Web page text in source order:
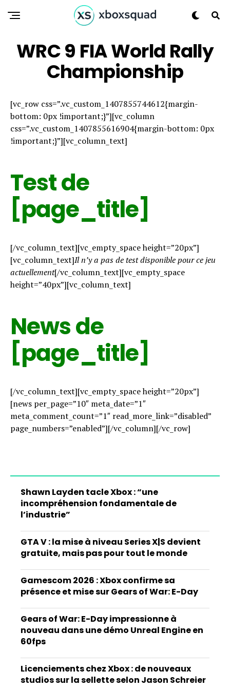
WRC 9 FIA World Rally
Championship
[vc_row css=”.vc_custom_1407855744612{margin-
bottom: 0px !important;}”][vc_column
css=”.vc_custom_1407855616904{margin-bottom: 0px
!important;}”][vc_column_text]
Test de
[page_title]
[/vc_column_text][vc_empty_space height=”20px”]
[vc_column_text]Il n’y a pas de test disponible pour ce jeu
actuellement[/vc_column_text][vc_empty_space
height=”40px”][vc_column_text]
News de
[page_title]
[/vc_column_text][vc_empty_space height=”20px”]
[news per_page=”10″ meta_date=”1″
meta_comment_count=”1″ read_more_link=”disabled”
page_numbers=”enabled”][/vc_column][/vc_row]
Shawn Layden tacle Xbox : “une
incompréhension fondamentale de
l’industrie”
GTA V : la mise à niveau Series X|S devient
gratuite, mais pas pour tout le monde
Gamescom 2026 : Xbox confirme sa
présence et mise sur Gears of War: E-Day
Gears of War: E-Day impressionne à
nouveau dans une démo Unreal Engine en
60fps
Licenciements chez Xbox : de nouveaux
studios sur la sellette selon Jason Schreier